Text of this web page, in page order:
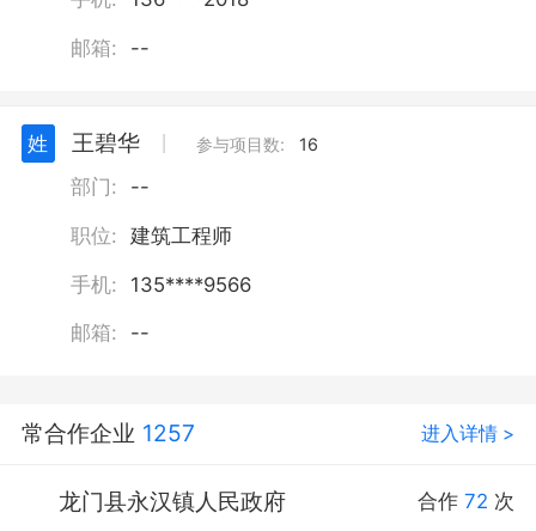
邮箱: --
姓 王碧华 参与项目数: 16
部门: --
职位: 建筑工程师
手机: 135****9566
邮箱: --
常合作企业 1257 进入详情 >
龙门县永汉镇人民政府 合作72 次